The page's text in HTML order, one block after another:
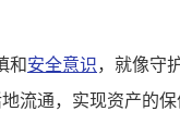
和安全意识，就像守
流通，实现资产的保